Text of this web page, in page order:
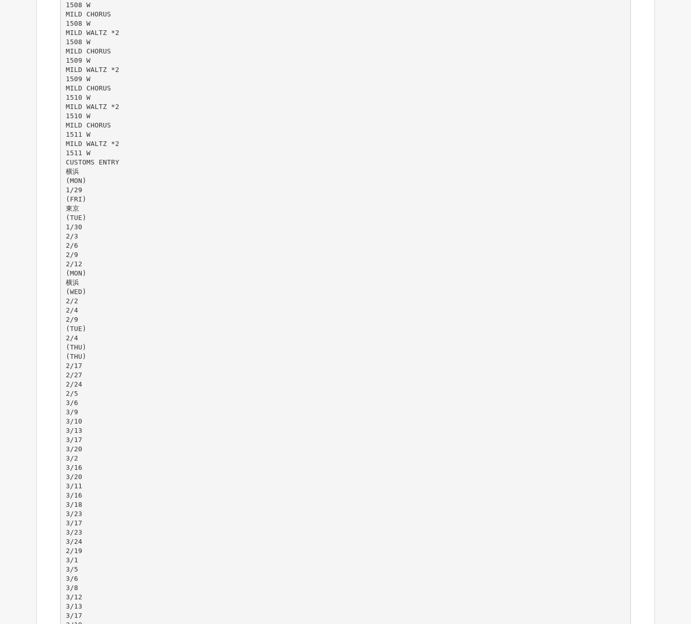
1508 W
MILD CHORUS
1508 W
MILD WALTZ *2
1508 W
MILD CHORUS
1509 W
MILD WALTZ *2
1509 W
MILD CHORUS
1510 W
MILD WALTZ *2
1510 W
MILD CHORUS
1511 W
MILD WALTZ *2
1511 W
CUSTOMS ENTRY
横浜
(MON)
1/29
(FRI)
東京
(TUE)
1/30
2/3
2/6
2/9
2/12
(MON)
横浜
(WED)
2/2
2/4
2/9
(TUE)
2/4
(THU)
(THU)
2/17
2/27
2/24
2/5
3/6
3/9
3/10
3/13
3/17
3/20
3/2
3/16
3/20
3/11
3/16
3/18
3/23
3/17
3/23
3/24
2/19
3/1
3/5
3/6
3/8
3/12
3/13
3/17